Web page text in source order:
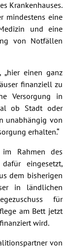
Krankenhauses.
mindestens eine
und eine
von Notfällen
„hier einen ganz
finanziell zu
Versorgung in
ob Stadt oder
unabhängig von
erhalten.“
im Rahmen des
dafür eingesetzt,
dem bisherigen
in ländlichen
für
am Bett jetzt
wird.
von